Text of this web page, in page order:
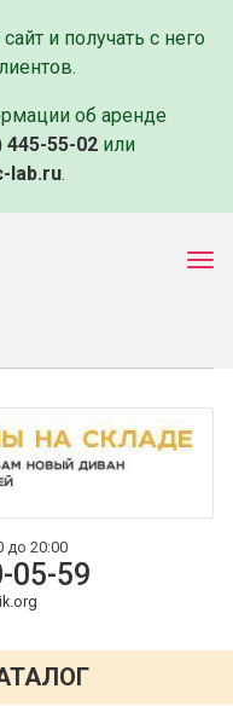
и получать с него
об аренде
445-55-02 или
lab.ru.
до 20:00
05-59